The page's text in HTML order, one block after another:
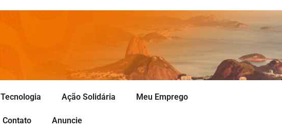
Tecnologia Ação Solidária Meu Emprego
Contato Anuncie